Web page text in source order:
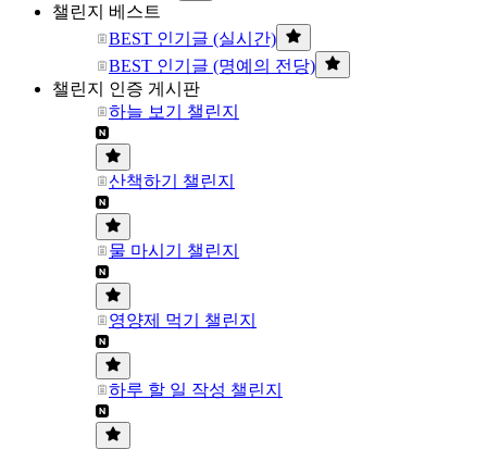
챌린지 베스트
BEST 인기글 (실시간)
BEST 인기글 (명예의 전당)
챌린지 인증 게시판
하늘 보기 챌린지
산책하기 챌린지
물 마시기 챌린지
영양제 먹기 챌린지
하루 할 일 작성 챌린지